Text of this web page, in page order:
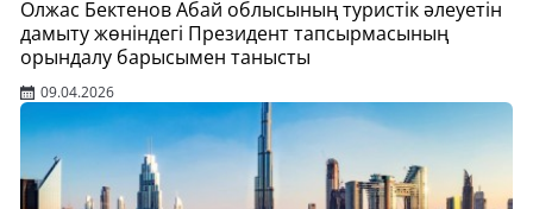
Олжас Бектенов Абай облысының туристік әлеуетін
дамыту жөніндегі Президент тапсырмасының
орындалу барысымен танысты
09.04.2026